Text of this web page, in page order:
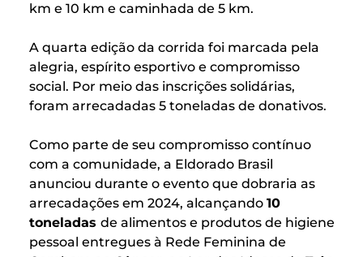
km e 10 km e caminhada de 5 km.
A quarta edição da corrida foi marcada pela
alegria, espírito esportivo e compromisso
social. Por meio das inscrições solidárias,
foram arrecadadas 5 toneladas de donativos.
Como parte de seu compromisso contínuo
com a comunidade, a Eldorado Brasil
anunciou durante o evento que dobraria as
arrecadações em 2024, alcançando 10
toneladas de alimentos e produtos de higiene
pessoal entregues à Rede Feminina de